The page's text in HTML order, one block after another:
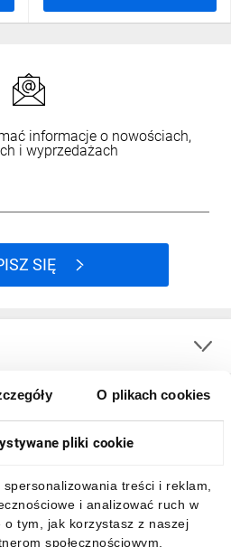
O plikach cookies
pliki cookie
treści i reklam,
i analizować ruch w
tym, jak korzystasz z naszej
społecznościowym,
informacje o nowościach,
i wyprzedażach
SIĘ